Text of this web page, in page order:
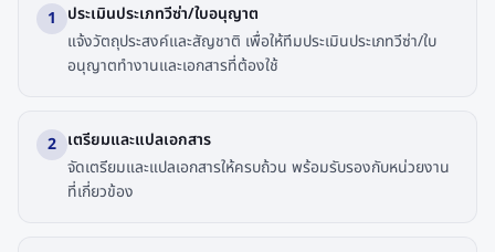
1
ประเมินประเภทวีซ่า/ใบอนุญาต
แจ้งวัตถุประสงค์และสัญชาติ เพื่อให้ทีมประเมินประเภทวีซ่า/ใบ
อนุญาตทำงานและเอกสารที่ต้องใช้
2 เตรียมและแปลเอกสาร
จัดเตรียมและแปลเอกสารให้ครบถ้วน พร้อมรับรองกับหน่วยงาน
ที่เกี่ยวข้อง